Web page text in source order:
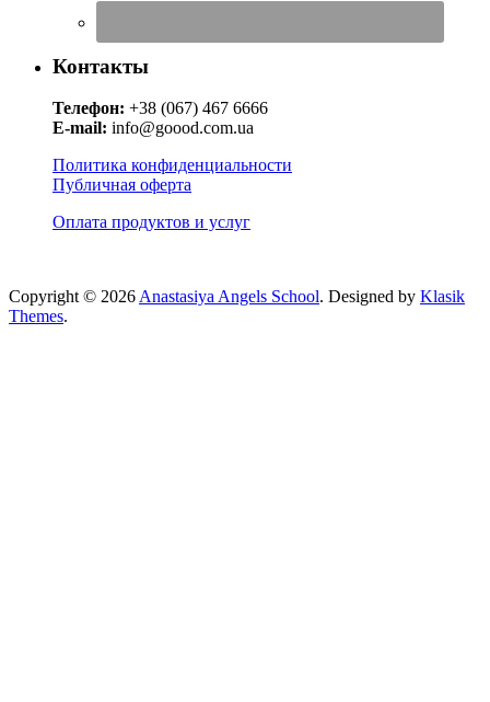
Контакты
Телефон: +38 (067) 467 6666
E-mail: info@goood.com.ua
Политика конфиденциальности
Публичная оферта
Оплата продуктов и услуг
Copyright © 2026Anastasiya Angels School. Designed by Klasik
Themes.